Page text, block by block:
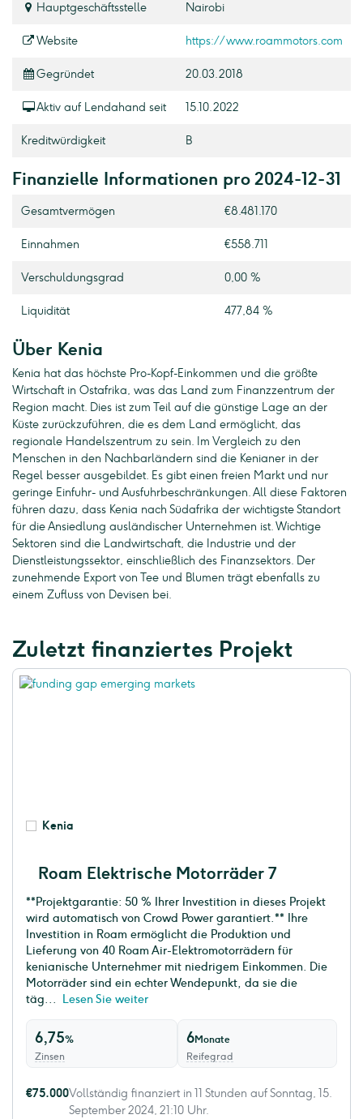
Hauptgeschäftsstelle Nairobi
Website https://www.roammotors.com
Gegründet 20.03.2018
Aktiv auf Lendahand seit 15.10.2022
Kreditwürdigkeit B
Finanzielle Informationen pro 2024-12-31
Gesamtvermögen €8.481.170
Einnahmen €558.711
Verschuldungsgrad 0,00 %
Liquidität 477,84 %
Über Kenia
Kenia hat das höchste Pro-Kopf-Einkommen und die größte
Wirtschaft in Ostafrika, was das Land zum Finanzzentrum der
Region macht. Dies ist zum Teil auf die günstige Lage an der
Küste zurückzuführen, die es dem Land ermöglicht, das
regionale Handelszentrum zu sein. Im Vergleich zu den
Menschen in den Nachbarländern sind die Kenianer in der
Regel besser ausgebildet. Es gibt einen freien Markt und nur
geringe Einfuhr- und Ausfuhrbeschränkungen. All diese Faktoren
führen dazu, dass Kenia nach Südafrika der wichtigste Standort
für die Ansiedlung ausländischer Unternehmen ist. Wichtige
Sektoren sind die Landwirtschaft, die Industrie und der
Dienstleistungssektor, einschließlich des Finanzsektors. Der
zunehmende Export von Tee und Blumen trägt ebenfalls zu
einem Zufluss von Devisen bei.
Zuletzt finanziertes Projekt
Kenia
Roam Elektrische Motorräder 7
**Projektgarantie: 50 % Ihrer Investition in dieses Projekt
wird automatisch von Crowd Power garantiert.** Ihre
Investition in Roam ermöglicht die Produktion und
Lieferung von 40 Roam Air-Elektromotorrädern für
kenianische Unternehmer mit niedrigem Einkommen. Die
Motorräder sind ein echter Wendepunkt, da sie die
täg...
Lesen Sie weiter
6,75%
Zinsen
6Monate
Reifegrad
€75.000Vollständig finanziert in 11 Stunden auf Sonntag, 15.
September 2024, 21:10 Uhr.